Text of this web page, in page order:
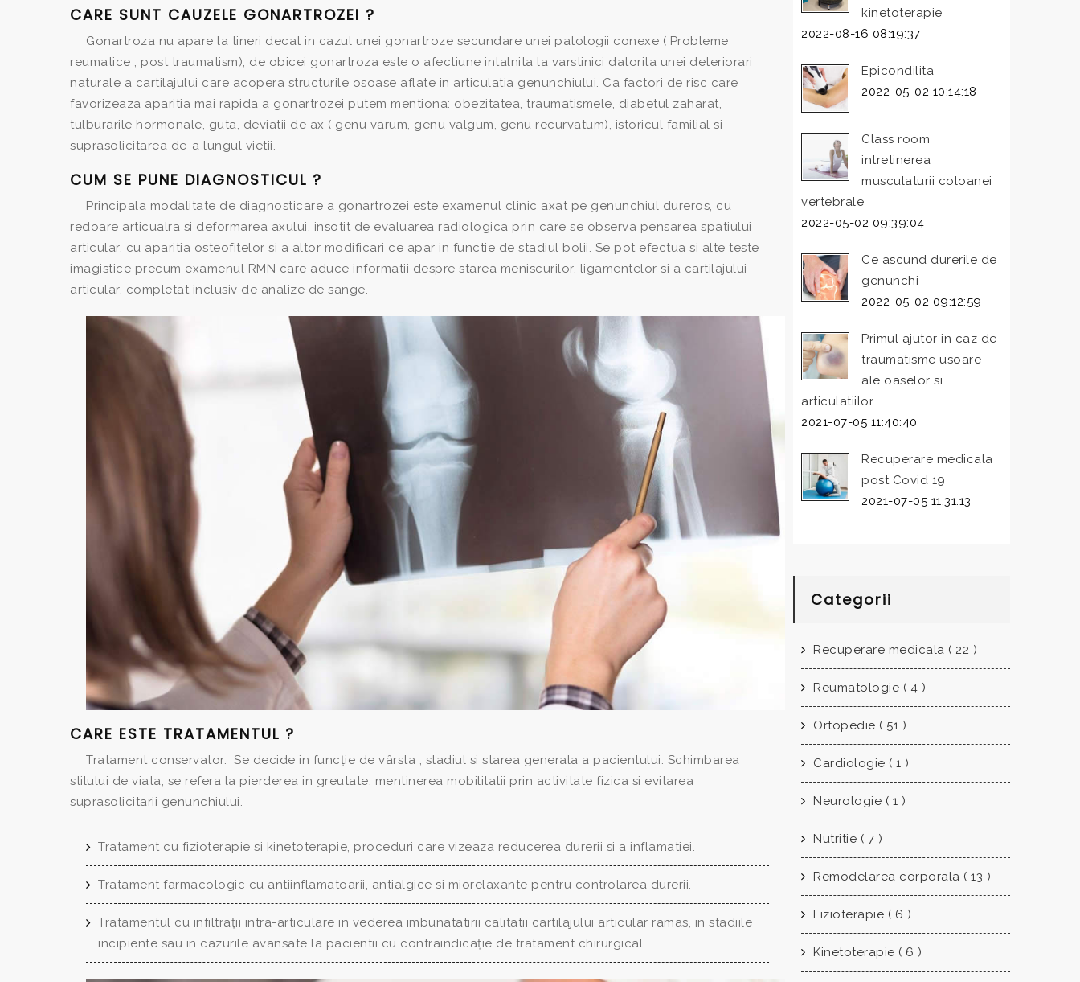
CARE SUNT CAUZELE GONARTROZEI ?
Gonartroza nu apare la tineri decat in cazul unei gonartroze secundare unei patologii conexe ( Probleme
reumatice , post traumatism), de obicei gonartroza este o afectiune intalnita la varstinici datorita unei deteriorari
naturale a cartilajului care acopera structurile osoase aflate in articulatia genunchiului. Ca factori de risc care
favorizeaza aparitia mai rapida a gonartrozei putem mentiona: obezitatea, traumatismele, diabetul zaharat,
tulburarile hormonale, guta, deviatii de ax ( genu varum, genu valgum, genu recurvatum), istoricul familial si
suprasolicitarea de-a lungul vietii.
CUM SE PUNE DIAGNOSTICUL ?
Principala modalitate de diagnosticare a gonartrozei este examenul clinic axat pe genunchiul dureros, cu
redoare articualra si deformarea axului, insotit de evaluarea radiologica prin care se observa pensarea spatiului
articular, cu aparitia osteofitelor si a altor modificari ce apar in functie de stadiul bolii. Se pot efectua si alte teste
imagistice precum examenul RMN care aduce informatii despre starea meniscurilor, ligamentelor si a cartilajului
articular, completat inclusiv de analize de sange.
CARE ESTE TRATAMENTUL ?
Tratament conservator. Se decide in funcție de vârsta , stadiul si starea generala a pacientului. Schimbarea
stilului de viata, se refera la pierderea in greutate, mentinerea mobilitatii prin activitate fizica si evitarea
suprasolicitarii genunchiului.
Tratament cu fizioterapie si kinetoterapie, proceduri care vizeaza reducerea durerii si a inflamatiei.
Tratament farmacologic cu antiinflamatoarii, antialgice si miorelaxante pentru controlarea durerii.
Tratamentul cu infiltrații intra-articulare in vederea imbunatatirii calitatii cartilajului articular ramas, in stadiile
incipiente sau in cazurile avansate la pacientii cu contraindicație de tratament chirurgical.
kinetoterapie
2022-08-16 08:19:37
Epicondilita
2022-05-02 10:14:18
Class room
intretinerea
musculaturii coloanei
vertebrale
2022-05-02 09:39:04
Ce ascund durerile de
genunchi
2022-05-02 09:12:59
Primul ajutor in caz de
traumatisme usoare
ale oaselor si
articulatiilor
2021-07-05 11:40:40
Recuperare medicala
post Covid 19
2021-07-05 11:31:13
Categorii
Recuperare medicala ( 22 )
Reumatologie ( 4 )
Ortopedie ( 51 )
Cardiologie ( 1 )
Neurologie ( 1 )
Nutritie ( 7 )
Remodelarea corporala ( 13 )
Fizioterapie ( 6 )
Kinetoterapie ( 6 )